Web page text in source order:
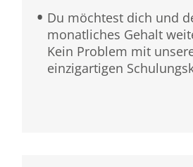
Du möchtest dich und
monatliches Gehalt
Kein Problem mit
einzigartigen